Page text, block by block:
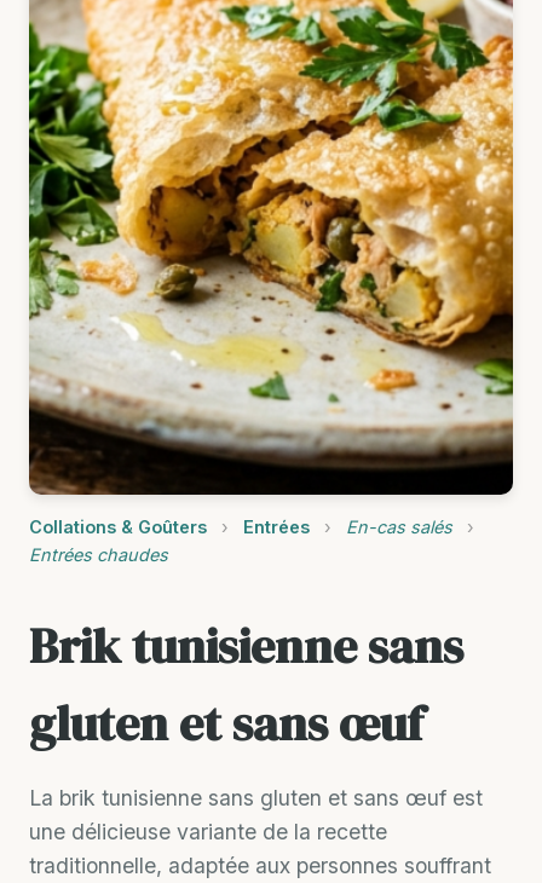
Collations & Goûters › Entrées › En-cas salés
›
Entrées chaudes
Brik tunisienne sans
gluten et sans œuf
La brik tunisienne sans gluten et sans œuf est
une délicieuse variante de la recette
traditionnelle, adaptée aux personnes souffrant